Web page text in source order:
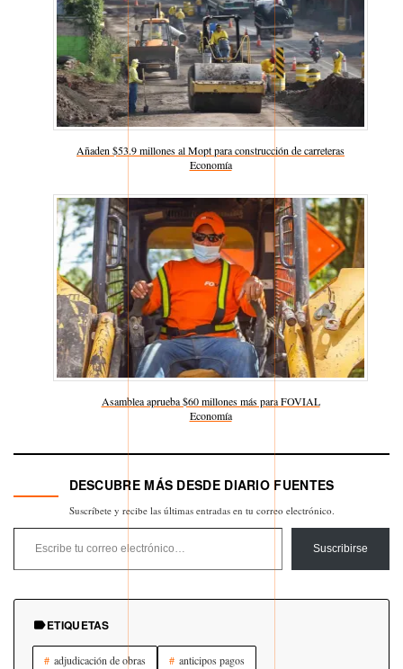
Añaden $53.9 millones al Mopt para construcción de carreteras
Economía
Asamblea aprueba $60 millones más para FOVIAL
Economía
DESCUBRE MÁS DESDE DIARIO FUENTES
Suscríbete y recibe las últimas entradas en tu correo electrónico.
Escribe tu correo electrónico…
Suscribirse
ETIQUETAS
adjudicación de obras anticipos pagos